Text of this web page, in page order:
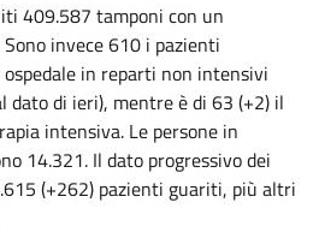
409.587 tamponi con un
invece 610 i pazienti
in reparti non intensivi
dato di ieri), mentre è di 63 (+2) il
intensiva. Le persone in
14.321. Il dato progressivo dei
(+262) pazienti guariti, più altri